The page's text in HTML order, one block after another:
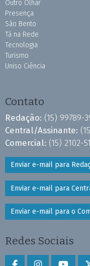
Outro Olhar
Presença
São Bento
Tá na Rede
Tecnologia
Turismo
Uniso Ciência
Contato
Redação: (15) 99789-
Central/Assinante:
Comercial: (15) 2102-
Enviar e-mail para
Enviar e-mail para
Enviar e-mail para o
Redes Sociais